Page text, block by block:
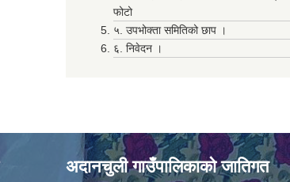
फोटो
५. उपभोक्ता समितिको छाप ।
६. निवेदन ।
अदानचुली गाउँपालिकाकाे जातिगत